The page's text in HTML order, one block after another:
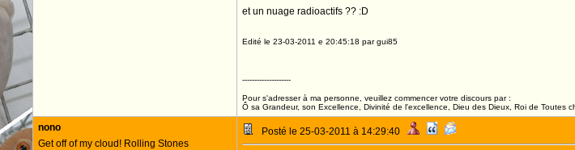
et un nuage radioactifs ?? :D
Edité le 23-03-2011 e 20:45:18 par gui85
--------------------
Pour s'adresser à ma personne, veuillez commencer votre discours par :
Ô sa Grandeur, son Excellence, Divinité de l'excellence, Dieu des Dieux, Roi de Toutes
nono
Get off of my cloud! Rolling Stones
Posté le 25-03-2011 à 14:29:40